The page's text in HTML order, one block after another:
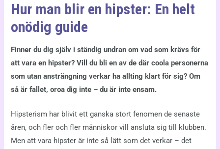
Hur man blir en hipster: En helt
onödig guide
Finner du dig själv i ständig undran om vad som krävs för
att vara en hipster? Vill du bli en av de där coola personerna
som utan ansträngning verkar ha allting klart för sig? Om
så är fallet, oroa dig inte – du är inte ensam.
Hipsterism har blivit ett ganska stort fenomen de senaste
åren, och fler och fler människor vill ansluta sig till klubben.
Men att vara hipster är inte så lätt som det verkar – det